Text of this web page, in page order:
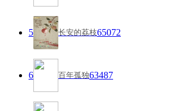
5 长安的荔枝65072
6 百年孤独63487